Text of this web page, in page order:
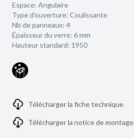
Espace: Angulaire
Type d'ouverture: Coulissante
Nb de panneaux: 4
Épaisseur du verre: 6 mm
Hauteur standard: 1950
Télécharger la fiche technique
Télécharger la notice de montage